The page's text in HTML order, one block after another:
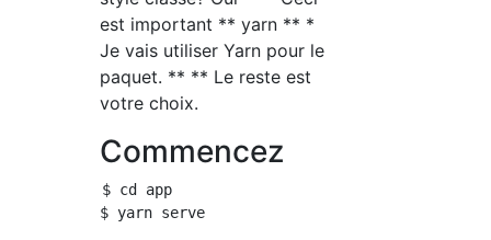
est important ** yarn ** *
Je vais utiliser Yarn pour le
paquet. ** ** Le reste est
votre choix.
Commencez
$ cd app